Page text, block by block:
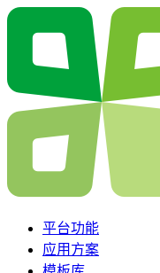
平台功能
应用方案